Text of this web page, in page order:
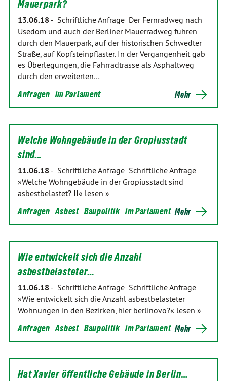
Mauerpark?
13.06.18 - Schriftliche Anfrage Der Fernradweg nach
Usedom und auch der Berliner Mauerradweg führen
durch den Mauerpark, auf der historischen Schwedter
Straße, auf Kopfsteinpflaster. In der Vergangenheit gab
es Überlegungen, die Fahrradtrasse als Asphaltweg
durch den erweiterten…
Anfragen im Parlament Mehr
Welche Wohngebäude in der Gropiusstadt
sind…
11.06.18 - Schriftliche Anfrage Schriftliche Anfrage
»Welche Wohngebäude in der Gropiusstadt sind
asbestbelastet? II« lesen »
Anfragen Asbest Baupolitik im Parlament Mehr
Wie entwickelt sich die Anzahl
asbestbelasteter…
11.06.18 - Schriftliche Anfrage Schriftliche Anfrage
»Wie entwickelt sich die Anzahl asbestbelasteter
Wohnungen in den Bezirken, hier berlinovo?« lesen »
Anfragen Asbest Baupolitik im Parlament Mehr
Hat Xavier öffentliche Gebäude in Berlin…